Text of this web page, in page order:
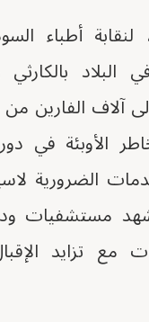
لنقابة أطباء
آلاف الفارين
الأوبئة في دور
الضرورية
مستشفيات
مع تزايد